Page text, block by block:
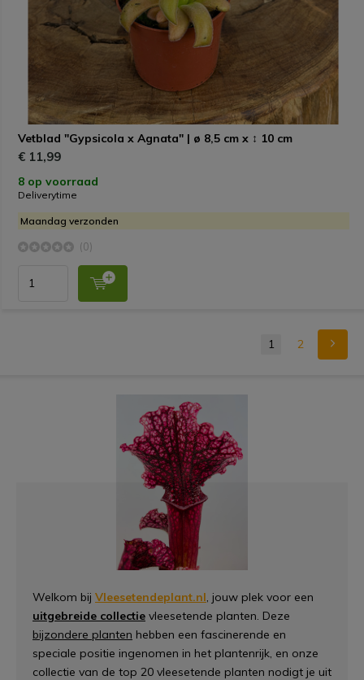
Vetblad "Gypsicola x Agnata" | ø 8,5 cm x ↕ 10 cm
€ 11,99
8 op voorraad
Deliverytime
Maandag verzonden
(0)
1 2
Welkom bij Vleesetendeplant.nl , jouw plek voor een
uitgebreide collectie vleesetende planten. Deze
bijzondere planten hebben een fascinerende en
speciale positie ingenomen in het plantenrijk, en onze
collectie van de top 20 vleesetende planten nodigt je uit